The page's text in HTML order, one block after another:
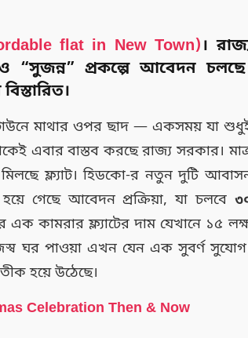
flat in New Town)।
“সুজন্ন” প্রকল্পে আবেদন
মাথার ওপর ছাদ — একসময় যা
এবার বাস্তব করছে রাজ্য সরকার।
ফ্ল্যাট। হিডকো-র নতুন দুটি
গেছে আবেদন প্রক্রিয়া, যা চলবে
এক কামরার ফ্ল্যাটের দাম যেখানে ১৫
ঘর পাওয়া এখন যেন এক সুবর্ণ
হয়ে উঠেছে।
Celebration Then & Now